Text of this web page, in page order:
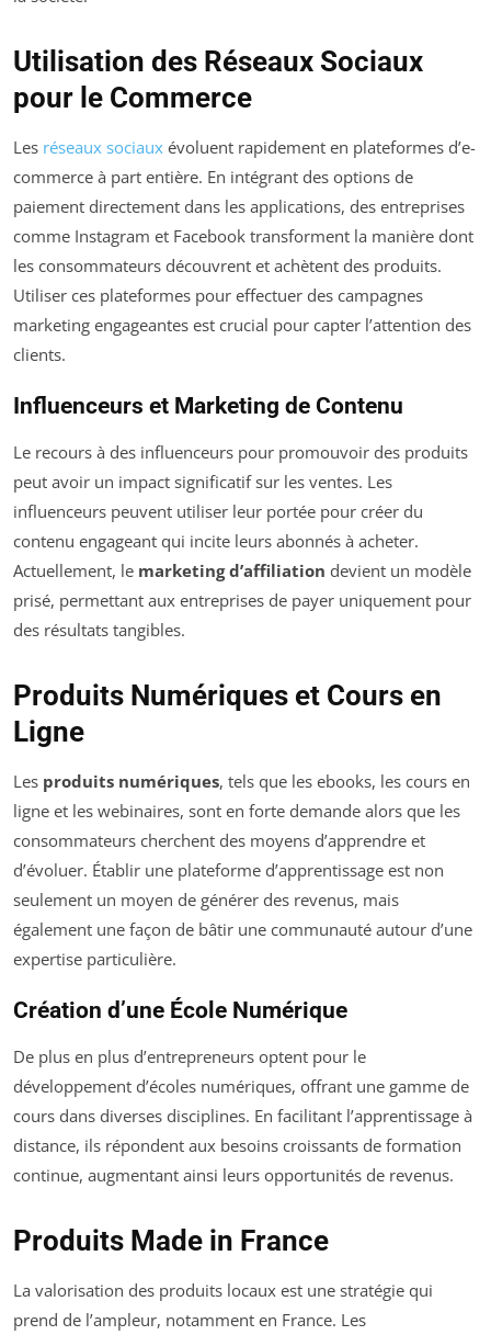
Utilisation des Réseaux Sociaux
pour le Commerce
Les réseaux sociaux évoluent rapidement en plateformes d’e-
commerce à part entière. En intégrant des options de
paiement directement dans les applications, des entreprises
comme Instagram et Facebook transforment la manière dont
les consommateurs découvrent et achètent des produits.
Utiliser ces plateformes pour effectuer des campagnes
marketing engageantes est crucial pour capter l’attention des
clients.
Influenceurs et Marketing de Contenu
Le recours à des influenceurs pour promouvoir des produits
peut avoir un impact significatif sur les ventes. Les
influenceurs peuvent utiliser leur portée pour créer du
contenu engageant qui incite leurs abonnés à acheter.
Actuellement, le marketing d’affiliation devient un modèle
prisé, permettant aux entreprises de payer uniquement pour
des résultats tangibles.
Produits Numériques et Cours en
Ligne
Les produits numériques, tels que les ebooks, les cours en
ligne et les webinaires, sont en forte demande alors que les
consommateurs cherchent des moyens d’apprendre et
d’évoluer. Établir une plateforme d’apprentissage est non
seulement un moyen de générer des revenus, mais
également une façon de bâtir une communauté autour d’une
expertise particulière.
Création d’une École Numérique
De plus en plus d’entrepreneurs optent pour le
développement d’écoles numériques, offrant une gamme de
cours dans diverses disciplines. En facilitant l’apprentissage à
distance, ils répondent aux besoins croissants de formation
continue, augmentant ainsi leurs opportunités de revenus.
Produits Made in France
La valorisation des produits locaux est une stratégie qui
prend de l’ampleur, notamment en France. Les